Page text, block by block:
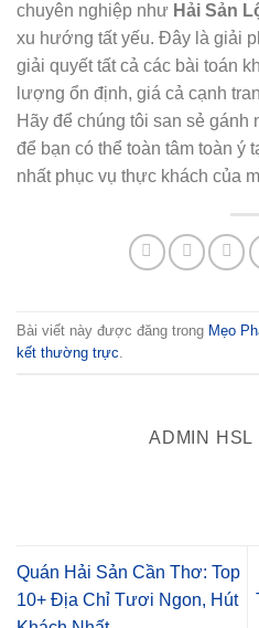
chuyên nghiệp như Hải Sản
xu hướng tất yếu. Đây là giải
giải quyết tất cả các bài toán
lượng ổn định, giá cả cạnh
Hãy để chúng tôi san sẻ gánh
để bạn có thể toàn tâm toàn ý
nhất phục vụ thực khách của
Bài viết này được đăng trong Mẹo
kết thường trực
ADMIN HSL
Quán Hải Sản Cần Thơ: Top
10+ Địa Chỉ Tươi Ngon, Hút